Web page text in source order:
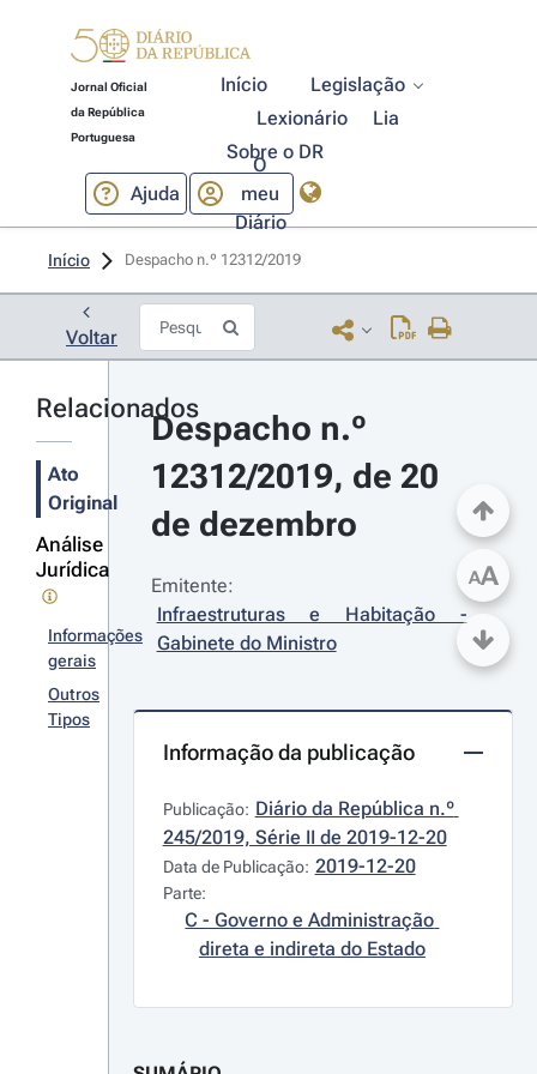
Jornal Oficial
da República
Portuguesa
Início
Legislação
Lexionário
Lia
Sobre o DR
Ajuda
O
meu
Diário
Início Despacho n.º 12312/2019
Voltar
Relacionados
Ato
Original
Análise
Jurídica
Informações
gerais
Outros
Tipos
Despacho n.º
12312/2019, de 20
de dezembro
Emitente:
Infraestruturas e Habitação -
Gabinete do Ministro
Informação da publicação
Publicação: Diário da República n.º
245/2019, Série II de 2019-12-20
Data de Publicação: 2019-12-20
Parte:
C - Governo e Administração
direta e indireta do Estado
AA